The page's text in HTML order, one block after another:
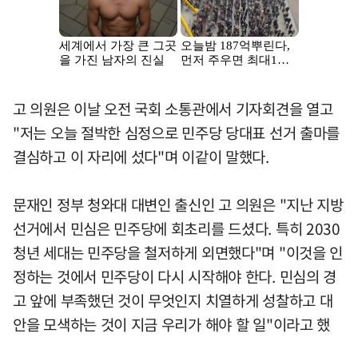
고 의원은 이날 오전 국회 소통관에서 기자회견을 열고
"저는 오늘 절박한 심정으로 민주당 당대표 선거 출마를
결심하고 이 자리에 섰다"며 이같이 말했다.
문재인 정부 청와대 대변인 출신인 고 의원은 "지난 지방
선거에서 민심은 민주당에 회초리를 드셨다. 특히 2030
청년 세대는 민주당을 철저하게 외면했다"며 "이것을 인
정하는 것에서 민주당이 다시 시작해야 한다. 민심의 경
고 앞에 부족했던 것이 무엇인지 치열하게 성찰하고 대
안을 모색하는 것이 지금 우리가 해야 할 일"이라고 했